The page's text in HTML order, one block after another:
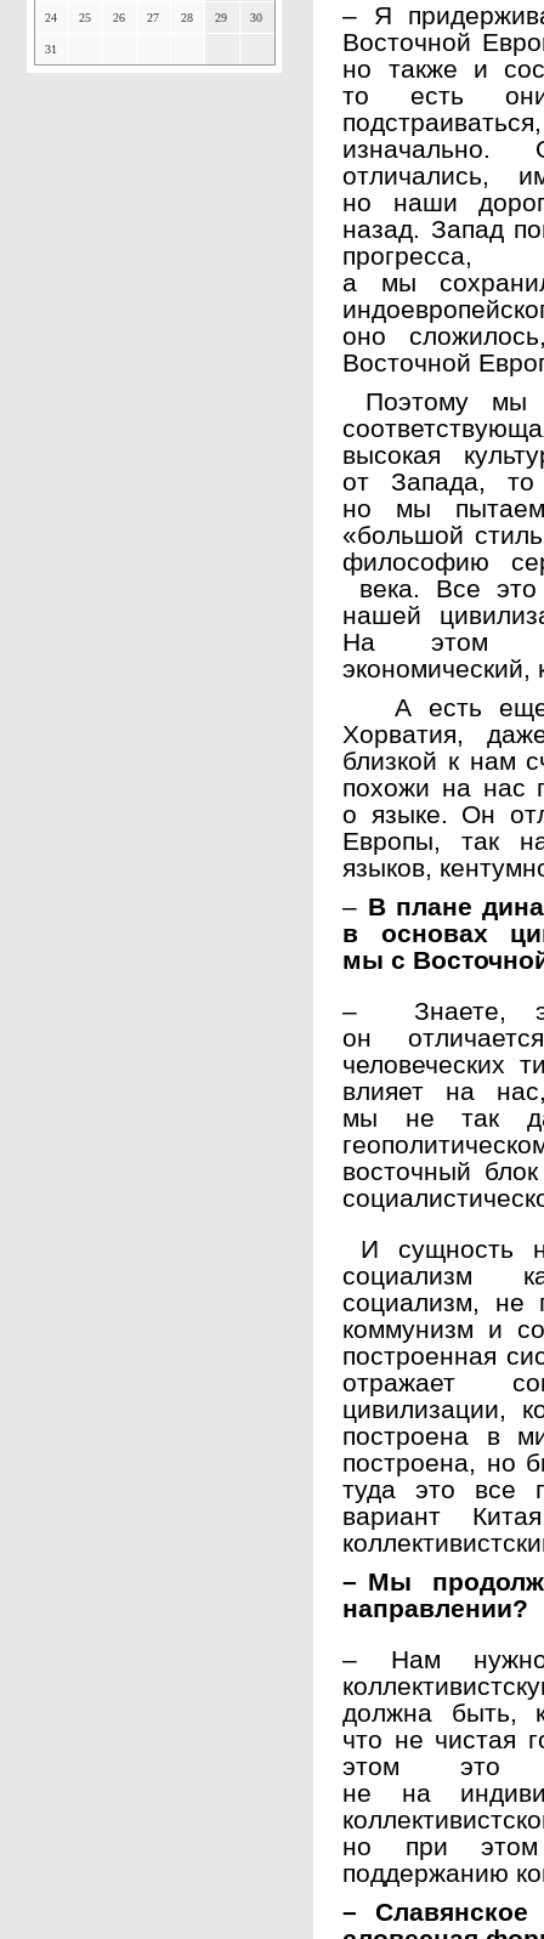
24 25 26 27 28 29 30
31
– Я
Восточной
но также и
то есть
изначально.
отличались,
но наши
назад. Запад
прогресса,
а мы
оно
Восточной
Поэтому мы
высокая
от Запада,
но мы
«большой
философию
века. Все
нашей
На этом
экономический,
А есть еще
Хорватия,
близкой к нам
похожи на нас
о языке. Он
Европы, так
языков,
– В плане
в основах
мы с
– Знаете,
он
человеческих
влияет на
мы не так
восточный
И сущность
социализм
социализм, не
коммунизм и
построенная
отражает
цивилизации,
построена в
построена, но
туда это все
вариант
– Мы
направлении?
–
Нам
должна быть,
что не чистая
этом это
не на
но при этом
поддержанию
–